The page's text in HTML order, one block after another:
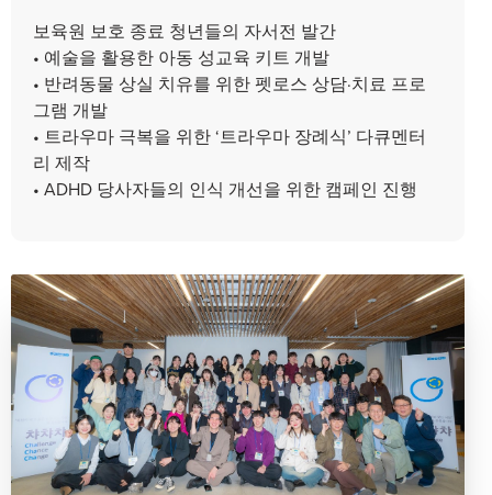
보육원 보호 종료 청년들의 자서전 발간
• 예술을 활용한 아동 성교육 키트 개발
• 반려동물 상실 치유를 위한 펫로스 상담·치료 프로
그램 개발
• 트라우마 극복을 위한 ‘트라우마 장례식’ 다큐멘터
리 제작
• ADHD 당사자들의 인식 개선을 위한 캠페인 진행